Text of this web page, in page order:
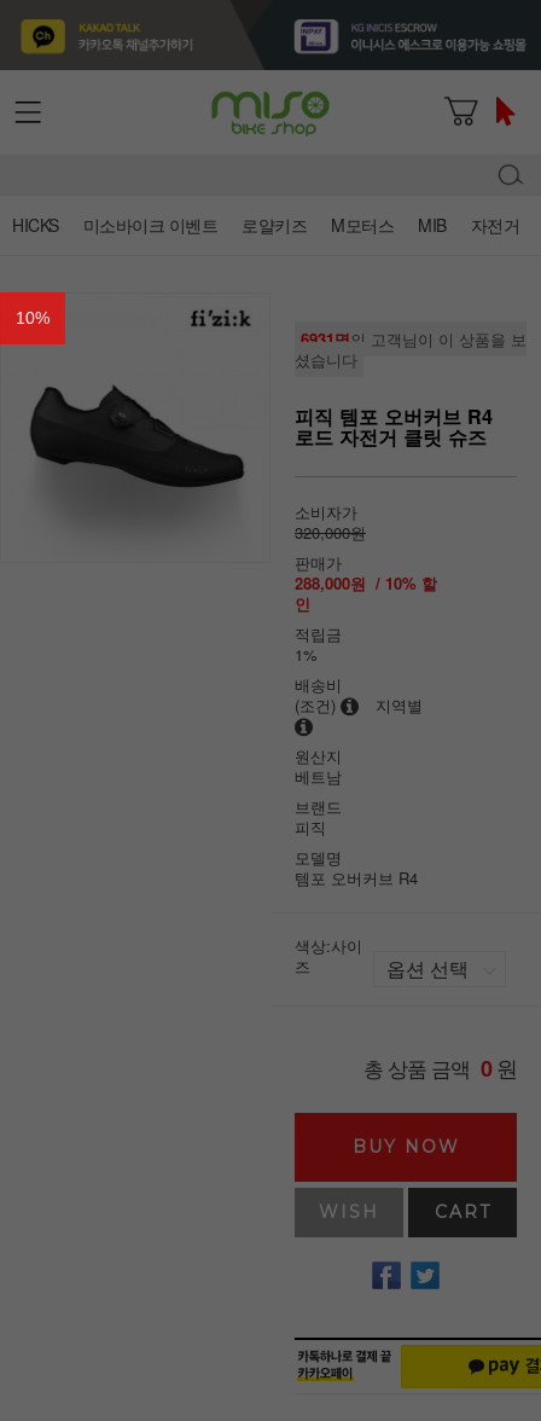
HICKS 미소바이크 이벤트 로얄키즈 M모터스 MIB 자전거
10%
6931명의 고객님이 이 상품을 보
셨습니다
피직 템포 오버커브 R4
로드 자전거 클릿 슈즈
소비자가
320,000원
판매가
288,000원 / 10% 할
인
적립금
1%
배송비
(조건)
지역별
원산지
베트남
브랜드
피직
모델명
템포 오버커브 R4
색상:사이
즈
총 상품 금액 0원
BUY NOW
WISH CART